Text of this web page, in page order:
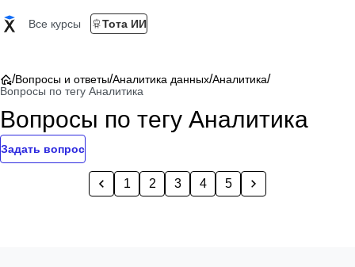
Все курсы Тота ИИ
/Вопросы и ответы/Аналитика данных/Аналитика/
Вопросы по тегу Аналитика
Вопросы по тегу Аналитика
Задать вопрос
1 2 3 4 5